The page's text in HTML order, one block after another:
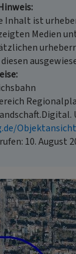
Inhalt ist
Medien
10. August